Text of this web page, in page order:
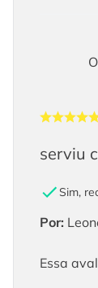
serviu
Sim,
Por:
Essa